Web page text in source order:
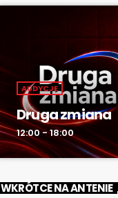
AUDYCJE
Druga zmiana
12:00 - 18:00
WKRÓTCE NA ANTENIE